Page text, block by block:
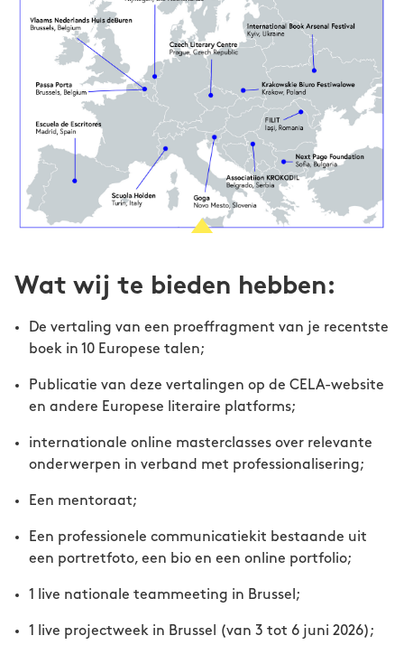
Wat wij te bieden hebben:
De vertaling van een proeffragment van je recentste
boek in 10 Europese talen;
Publicatie van deze vertalingen op de CELA-website
en andere Europese literaire platforms;
internationale online masterclasses over relevante
onderwerpen in verband met professionalisering;
Een mentoraat;
Een professionele communicatiekit bestaande uit
een portretfoto, een bio en een online portfolio;
1 live nationale teammeeting in Brussel;
1 live projectweek in Brussel (van 3 tot 6 juni 2026);